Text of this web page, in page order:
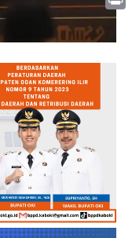
Print